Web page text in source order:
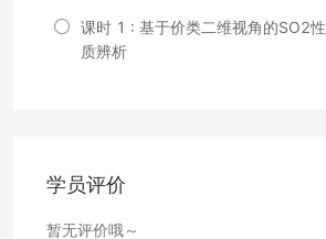
课时 1 : 基于价类二维视角的SO2性
质辨析
学员评价
暂无评价哦～